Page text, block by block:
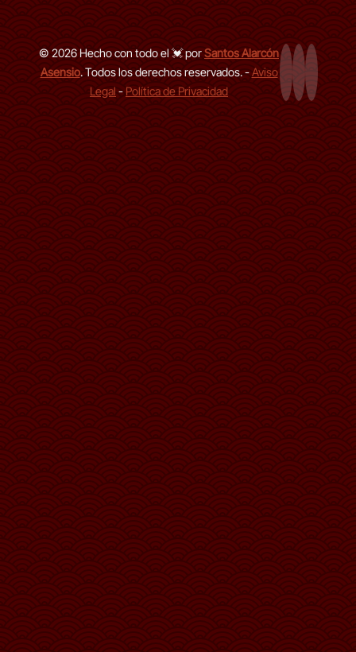
© 2026 Hecho con todo el 💓 porSantos Alarcón
Asensio. Todos los derechos reservados. -Aviso
Legal - Política de Privacidad
Página Web
LinkedIn
GitHub